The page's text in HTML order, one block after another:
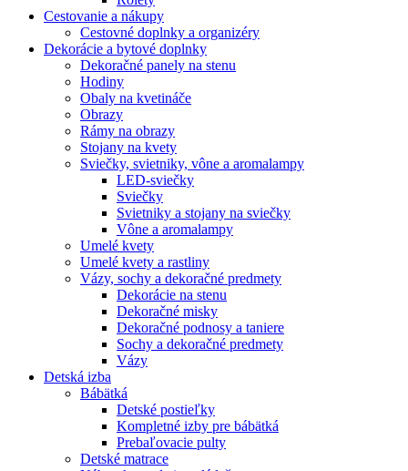
Cestovanie a nákupy
Cestovné doplnky a organizéry
Dekorácie a bytové doplnky
Dekoračné panely na stenu
Hodiny
Obaly na kvetináče
Obrazy
Rámy na obrazy
Stojany na kvety
Sviečky, svietniky, vône a aromalampy
LED-sviečky
Sviečky
Svietniky a stojany na sviečky
Vône a aromalampy
Umelé kvety
Umelé kvety a rastliny
Vázy, sochy a dekoračné predmety
Dekorácie na stenu
Dekoračné misky
Dekoračné podnosy a taniere
Sochy a dekoračné predmety
Vázy
Detská izba
Bábätká
Detské postieľky
Kompletné izby pre bábätká
Prebaľovacie pulty
Detské matrace